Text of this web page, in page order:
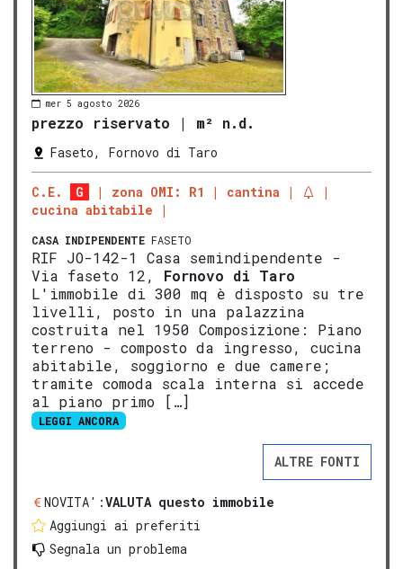
mer 5 agosto 2026
prezzo riservato | m² n.d.
Faseto, Fornovo di Taro
C.E. G zona OMI: R1
cantina
cucina abitabile
CASA INDIPENDENTE FASETO
RIF JO-142-1 Casa semindipendente -
Via faseto 12, Fornovo di Taro
L'immobile di 300 mq è disposto su tre
livelli, posto in una palazzina
costruita nel 1950 Composizione: Piano
terreno - composto da ingresso, cucina
abitabile, soggiorno e due camere;
tramite comoda scala interna si accede
al piano primo […]
LEGGI ANCORA
ALTRE FONTI
NOVITA':VALUTA questo immobile
Aggiungi ai preferiti
Segnala un problema